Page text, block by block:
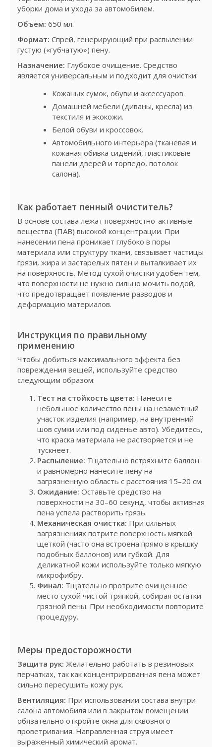
уборки дома и ухода за автомобилем.
Объем: 650 мл.
Формат: Спрей, генерирующий при распылении
густую («губчатую») пену.
Назначение: Глубокое очищение. Средство
является универсальным и подходит для очистки:
Кожаных сумок, обуви и аксессуаров.
Домашней мебели (диваны, кресла) из
текстиля и экокожи.
Белой обуви и кроссовок.
Автомобильного интерьера (тканевая и
кожаная обивка сидений, пластиковые
панели дверей и торпедо, потолок
салона).
Как работает пенный очиститель?
В основе состава лежат поверхностно-активные
вещества (ПАВ) высокой концентрации. При
нанесении пена проникает глубоко в поры
материала или структуру ткани, связывает частицы
грязи, жира и застарелых пятен и выталкивает их
на поверхность. Метод сухой очистки удобен тем,
что поверхности не нужно сильно мочить водой,
что предотвращает появление разводов и
деформацию материалов.
Инструкция по правильному
применению
Чтобы добиться максимального эффекта без
повреждения вещей, используйте средство
следующим образом:
Тест на стойкость цвета: Нанесите
небольшое количество пены на незаметный
участок изделия (например, на внутренний
шов сумки или под сиденье авто). Убедитесь,
что краска материала не растворяется и не
тускнеет.
Распыление: Тщательно встряхните баллон
и равномерно нанесите пену на
загрязненную область с расстояния 15–20 см.
Ожидание: Оставьте средство на
поверхности на 30–60 секунд, чтобы активная
пена успела растворить грязь.
Механическая очистка: При сильных
загрязнениях потрите поверхность мягкой
щеткой (часто она встроена прямо в крышку
подобных баллонов) или губкой. Для
деликатной кожи используйте только мягкую
микрофибру.
Финал: Тщательно протрите очищенное
место сухой чистой тряпкой, собирая остатки
грязной пены. При необходимости повторите
процедуру.
Меры предосторожности
Защита рук: Желательно работать в резиновых
перчатках, так как концентрированная пена может
сильно пересушить кожу рук.
Вентиляция: При использовании состава внутри
салона автомобиля или в закрытом помещении
обязательно откройте окна для сквозного
проветривания. Направленная струя имеет
выраженный химический аромат.